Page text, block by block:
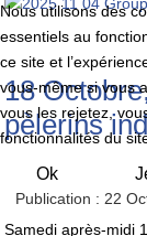
18
pèlerins
Publication : 22
Samedi après-midi
Nous utilisons des
essentiels au
ce site et
vous-même si vous
vous les rejetez,
fonctionnalités du
Ok